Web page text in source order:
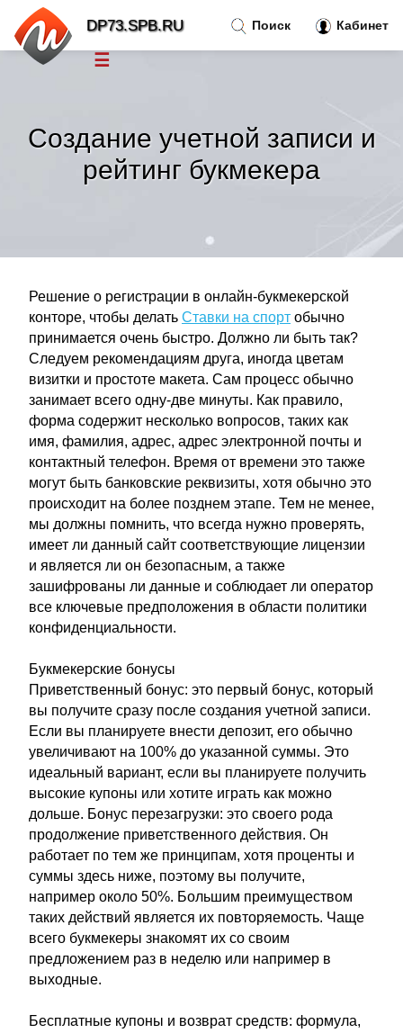
Создание учетной записи и
рейтинг букмекера
Решение о регистрации в онлайн-букмекерской
конторе, чтобы делать Ставки на спорт обычно
принимается очень быстро. Должно ли быть так?
Следуем рекомендациям друга, иногда цветам
визитки и простоте макета. Сам процесс обычно
занимает всего одну-две минуты. Как правило,
форма содержит несколько вопросов, таких как
имя, фамилия, адрес, адрес электронной почты и
контактный телефон. Время от времени это также
могут быть банковские реквизиты, хотя обычно это
происходит на более позднем этапе. Тем не менее,
мы должны помнить, что всегда нужно проверять,
имеет ли данный сайт соответствующие лицензии
и является ли он безопасным, а также
зашифрованы ли данные и соблюдает ли оператор
все ключевые предположения в области политики
конфиденциальности.
Букмекерские бонусы
Приветственный бонус: это первый бонус, который
вы получите сразу после создания учетной записи.
Если вы планируете внести депозит, его обычно
увеличивают на 100% до указанной суммы. Это
идеальный вариант, если вы планируете получить
высокие купоны или хотите играть как можно
дольше. Бонус перезагрузки: это своего рода
продолжение приветственного действия. Он
работает по тем же принципам, хотя проценты и
суммы здесь ниже, поэтому вы получите,
например около 50%. Большим преимуществом
таких действий является их повторяемость. Чаще
всего букмекеры знакомят их со своим
предложением раз в неделю или например в
выходные.
Бесплатные купоны и возврат средств: формула,
Поиск Кабинет
DP73.SPB.RU
☰
Тренды новостей»
Правила»
Контакт »